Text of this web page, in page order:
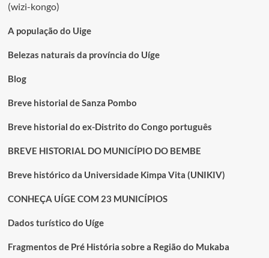
rio
em
de
(wizi-kongo)
A população do Uige
Belezas naturais da província do Uíge
Blog
Breve historial de Sanza Pombo
Breve historial do ex-Distrito do Congo português
BREVE HISTORIAL DO MUNICÍPIO DO BEMBE
Breve histórico da Universidade Kimpa Vita (UNIKIV)
CONHEÇA UÍGE COM 23 MUNICÍPIOS
Dados turístico do Uíge
Fragmentos de Pré História sobre a Região do Mukaba